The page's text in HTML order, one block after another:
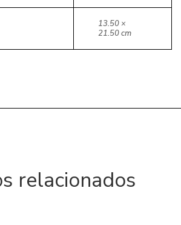
13.50 ×
21.50 cm
relacionados